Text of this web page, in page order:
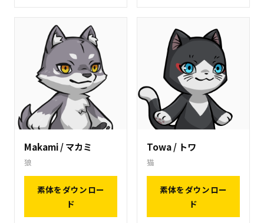
Makami / マカミ
狼
素体をダウンロー
ド
Towa / トワ
猫
素体をダウンロー
ド